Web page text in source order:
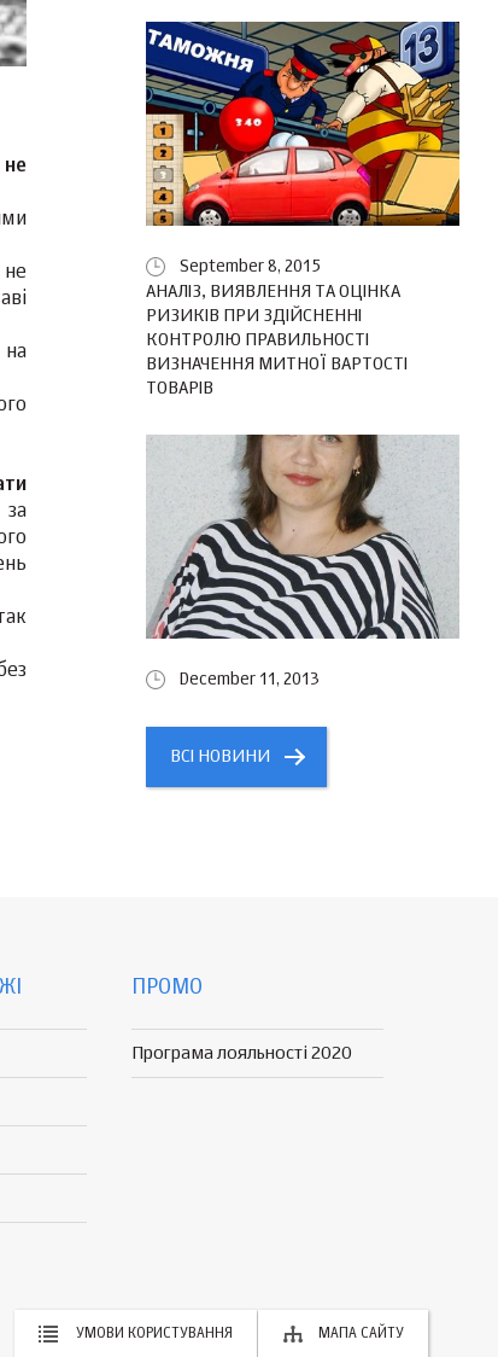
не
не
на
за
September 8, 2015
АНАЛІЗ, ВИЯВЛЕННЯ ТА ОЦІНКА
РИЗИКІВ ПРИ ЗДІЙСНЕННІ
КОНТРОЛЮ ПРАВИЛЬНОСТІ
ВИЗНАЧЕННЯ МИТНОЇ ВАРТОСТІ
ТОВАРІВ
December 11, 2013
ВСІ НОВИНИ
ПРОМО
Програма лояльності 2020
УМОВИ КОРИСТУВАННЯ МАПА САЙТУ